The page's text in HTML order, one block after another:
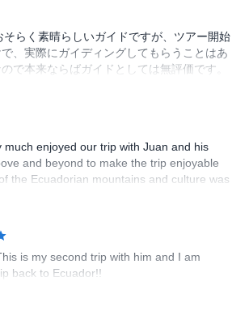
uncomfortable considering cloudy and cold
had a lot of weather which created quite
on the glacier so we could not summit. Due
acclimatisation process, I opted not to climb
was good about the change of plan.
to get much information. I had to
if I hadn’t prior experience, I am sure I’d not
so I was stuck in the one location when
between climbs was long. Might have
accomm to suit peaks. Overall happy to
peaks but the trip itself requires a lot
らく素晴らしいガイドですが、ツアー開始
、実際にガイディングしてもらうことはあ
で本来ならばガイドとしては無評価です。
山がありましたが、その度ごとにJuanがガ
ありません。 ケヴィンという旅行代理店の
添乗員として我々の世話をしてくれまし
という集落近くの農場の中のゲストハウス
こから自動車で出発するため、移動時間が
ャウピのゲストハウスは、初日に到着した
もなく、シャワーも出ない状態で、かなり
も上手くないため、そのことも影響してい
スケジュールがよくわからない状態で動か
す。 山はチンボラソに登れず、順応のカヤ
が、これは天気のせいであり、仕方ないで
ったです。
much enjoyed our trip with Juan and his
and beyond to make the trip enjoyable
the Ecuadorian mountains and culture was
Juan quickly responded to our questions
on the list (e.g., mountaineering boots, ice
and harnesses) would be provided for
we suggest using your own
because there was not a large selection of
from. Also, be sure to bring a pair of
shoes/boots for the acclimatizing hike
is my second trip with him and I am
back to Ecuador!!